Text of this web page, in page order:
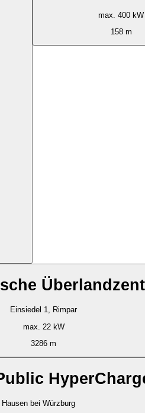
max. 400 kW
158 m
Einsiedel 1, Rimpar
max. 22 kW
3286 m
bei Würzburg